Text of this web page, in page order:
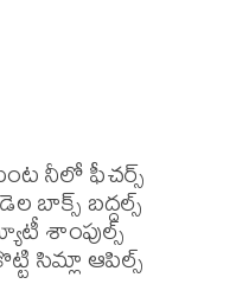
నీలో ఫీచర్స్
బాక్స్ బద్దల్స్
శాంపుల్స్
సిమ్లా ఆపిల్స్